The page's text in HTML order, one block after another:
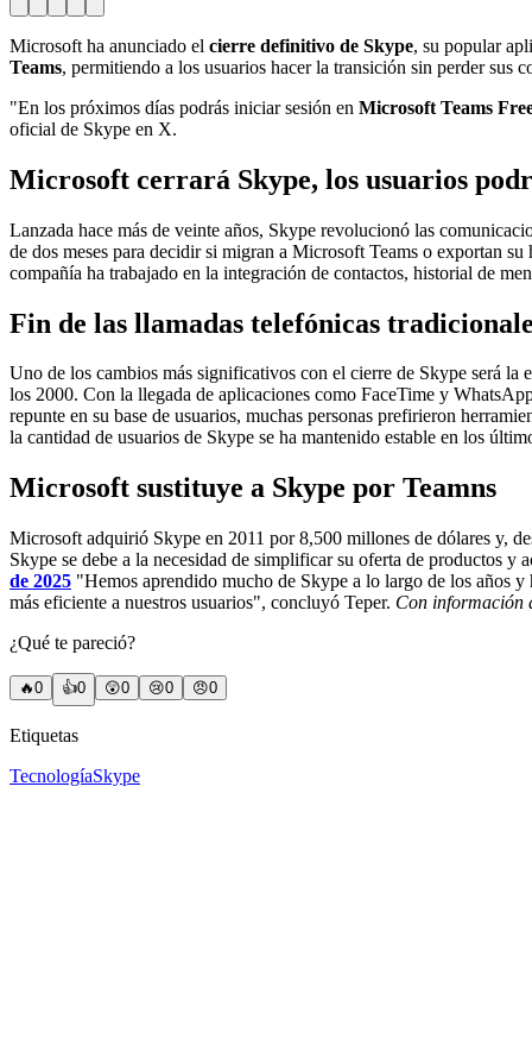
Microsoft ha anunciado el cierre definitivo de Skype, su popular
Teams, permitiendo a los usuarios hacer la transición sin perder sus
"En los próximos días podrás iniciar sesión en Microsoft Teams
oficial de Skype en X.
Microsoft cerrará Skype, los usuarios
Lanzada hace más de veinte años, Skype revolucionó las
de dos meses para decidir si migran a Microsoft Teams o exportan
compañía ha trabajado en la integración de contactos, historial de
Fin de las llamadas telefónicas
Uno de los cambios más significativos con el cierre de Skype será
los 2000. Con la llegada de aplicaciones como FaceTime y
repunte en su base de usuarios, muchas personas prefirieron
la cantidad de usuarios de Skype se ha mantenido estable en los
Microsoft sustituye a Skype por Teamns
Microsoft adquirió Skype en 2011 por 8,500 millones de dólares y,
Skype se debe a la necesidad de simplificar su oferta de productos y
de 2025 "Hemos aprendido mucho de Skype a lo largo de los años
más eficiente a nuestros usuarios", concluyó Teper. Con información
¿Qué te pareció?
🔥0 👍0 😲0 😢0 😠0
Etiquetas
TecnologíaSkype